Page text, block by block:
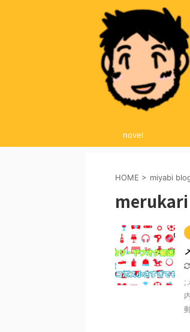
novel
HOME > miyabi
merukari
;